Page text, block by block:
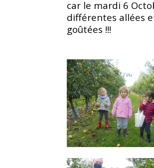
car le mardi 6
différentes allées
goûtées !!!